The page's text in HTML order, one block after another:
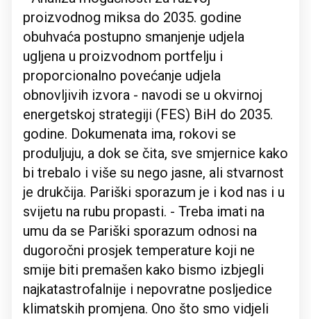
proizvodnog miksa do 2035. godine
obuhvaća postupno smanjenje udjela
ugljena u proizvodnom portfelju i
proporcionalno povećanje udjela
obnovljivih izvora - navodi se u okvirnoj
energetskoj strategiji (FES) BiH do 2035.
godine. Dokumenata ima, rokovi se
produljuju, a dok se čita, sve smjernice kako
bi trebalo i više su nego jasne, ali stvarnost
je drukčija. Pariški sporazum je i kod nas i u
svijetu na rubu propasti. - Treba imati na
umu da se Pariški sporazum odnosi na
dugoročni prosjek temperature koji ne
smije biti premašen kako bismo izbjegli
najkatastrofalnije i nepovratne posljedice
klimatskih promjena. Ono što smo vidjeli